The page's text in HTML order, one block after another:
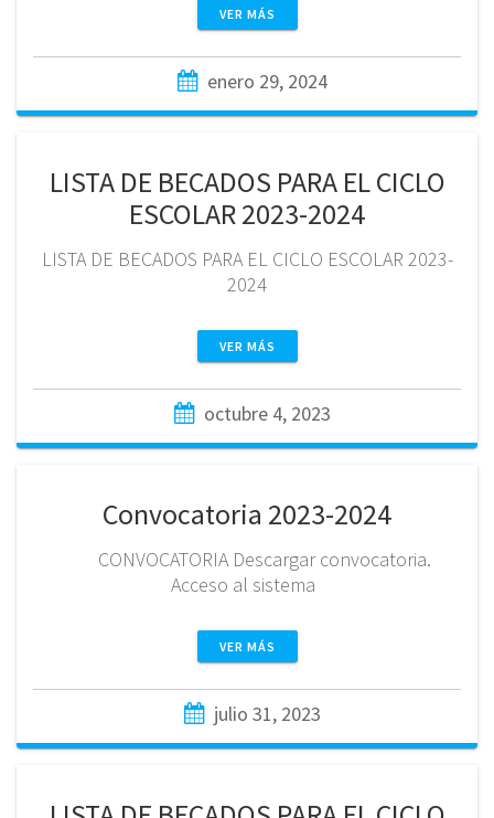
VER MÁS
enero 29, 2024
LISTA DE BECADOS PARA EL CICLO
ESCOLAR 2023-2024
LISTA DE BECADOS PARA EL CICLO ESCOLAR 2023-
2024
VER MÁS
octubre 4, 2023
Convocatoria 2023-2024
CONVOCATORIA Descargar convocatoria.
Acceso al sistema
VER MÁS
julio 31, 2023